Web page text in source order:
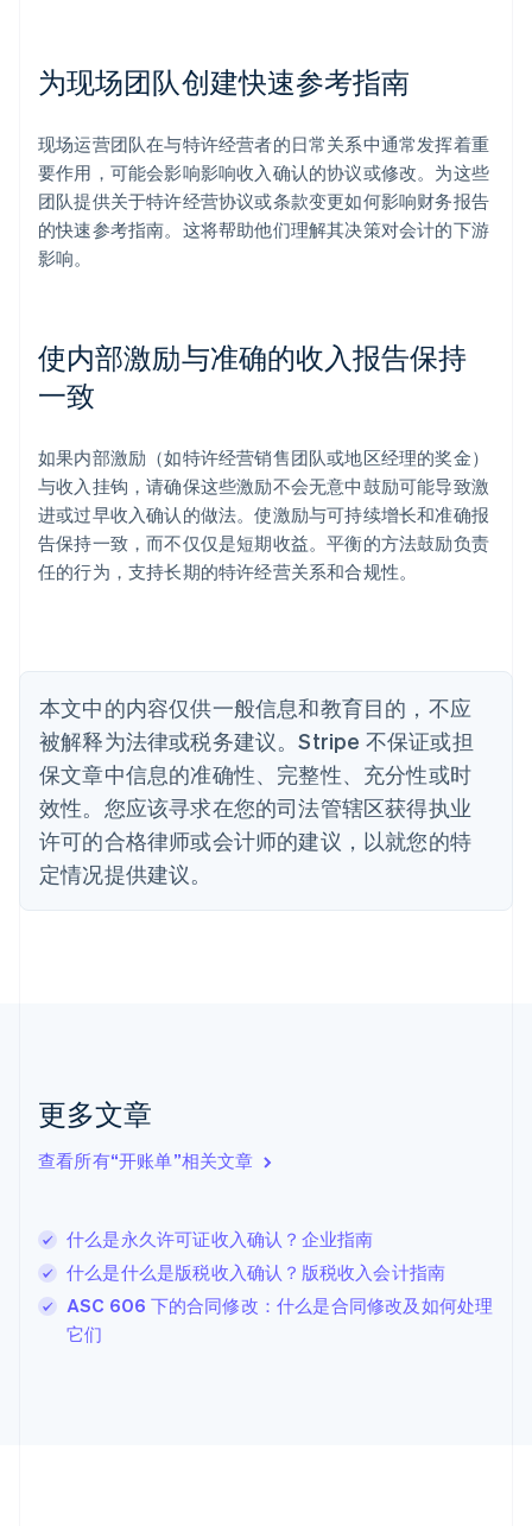
为现场团队创建快速参考指南
现场运营团队在与特许经营者的日常关系中通常发挥着重
要作用，可能会影响影响收入确认的协议或修改。为这些
团队提供关于特许经营协议或条款变更如何影响财务报告
的快速参考指南。这将帮助他们理解其决策对会计的下游
影响。
使内部激励与准确的收入报告保持
一致
如果内部激励（如特许经营销售团队或地区经理的奖金）
与收入挂钩，请确保这些激励不会无意中鼓励可能导致激
进或过早收入确认的做法。使激励与可持续增长和准确报
告保持一致，而不仅仅是短期收益。平衡的方法鼓励负责
任的行为，支持长期的特许经营关系和合规性。
本文中的内容仅供一般信息和教育目的，不应
被解释为法律或税务建议。Stripe 不保证或担
保文章中信息的准确性、完整性、充分性或时
效性。您应该寻求在您的司法管辖区获得执业
许可的合格律师或会计师的建议，以就您的特
定情况提供建议。
更多文章
查看所有“开账单”相关文章
什么是永久许可证收入确认？企业指南
什么是什么是版税收入确认？版税收入会计指南
ASC 606 下的合同修改：什么是合同修改及如何处理
它们
English
爱尔兰
English
English
奥地利
Deutsch English
澳大利亚
English
巴西
比利时
波兰
English
丹麦
English
德国
Deutsch English
法国
FrançaisEnglish
芬兰
克罗地亚
EnglishItaliano
拉脱维亚
English
列支敦士登
DeutschEnglish
FrançaisDeutsch English
罗马尼亚